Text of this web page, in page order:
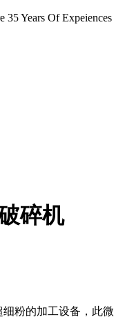
35 Years Of Expeiences
碎机
粉的加工设备，此微